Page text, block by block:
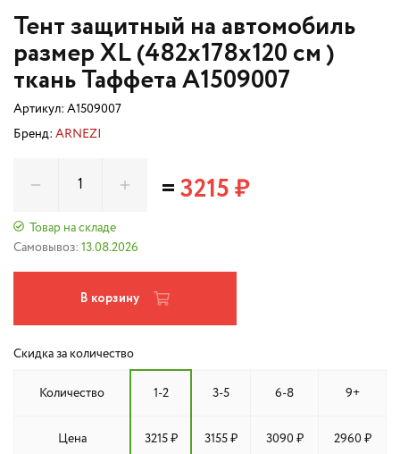
Тент защитный на автомобиль
размер XL (482х178х120 см )
ткань Таффета A1509007
Артикул: A1509007
Бренд: ARNEZI
Товар на складе
Самовывоз: 13.08.2026
=3215 ₽
В корзину
Скидка за количество
Количество 1-2 3-5 6-8 9+
Цена 3215 ₽ 3155 ₽ 3090 ₽ 2960 ₽